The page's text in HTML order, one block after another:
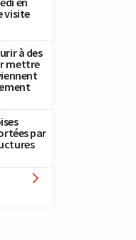
visite
à des
mettre
par
